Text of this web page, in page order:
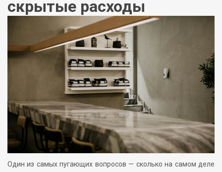
скрытые расходы
Один из самых пугающих вопросов — сколько на самом деле